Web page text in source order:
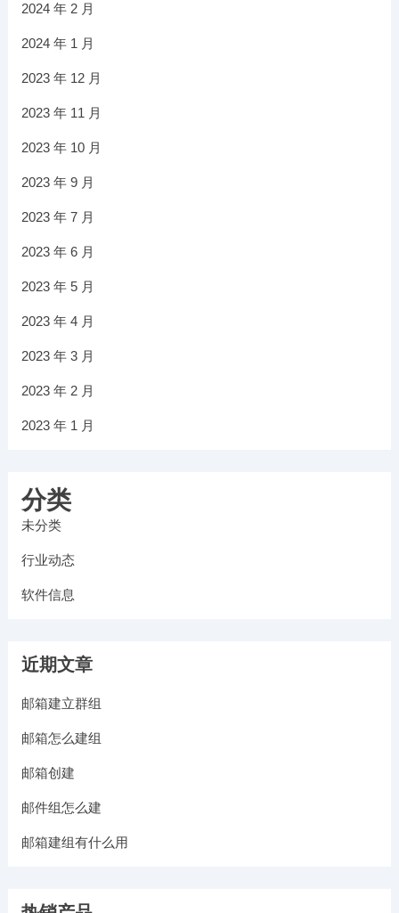
2024 年 2 月
2024 年 1 月
2023 年 12 月
2023 年 11 月
2023 年 10 月
2023 年 9 月
2023 年 7 月
2023 年 6 月
2023 年 5 月
2023 年 4 月
2023 年 3 月
2023 年 2 月
2023 年 1 月
分类
未分类
行业动态
软件信息
近期文章
邮箱建立群组
邮箱怎么建组
邮箱创建
邮件组怎么建
邮箱建组有什么用